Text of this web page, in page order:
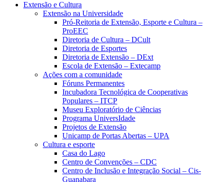
Extensão e Cultura
Extensão na Universidade
Pró-Reitoria de Extensão, Esporte e Cultura –
ProEEC
Diretoria de Cultura – DCult
Diretoria de Esportes
Diretoria de Extensão – DExt
Escola de Extensão – Extecamp
Ações com a comunidade
Fóruns Permanentes
Incubadora Tecnológica de Cooperativas
Populares – ITCP
Museu Exploratório de Ciências
Programa UniversIdade
Projetos de Extensão
Unicamp de Portas Abertas – UPA
Cultura e esporte
Casa do Lago
Centro de Convenções – CDC
Centro de Inclusão e Integração Social – Cis-
Guanabara